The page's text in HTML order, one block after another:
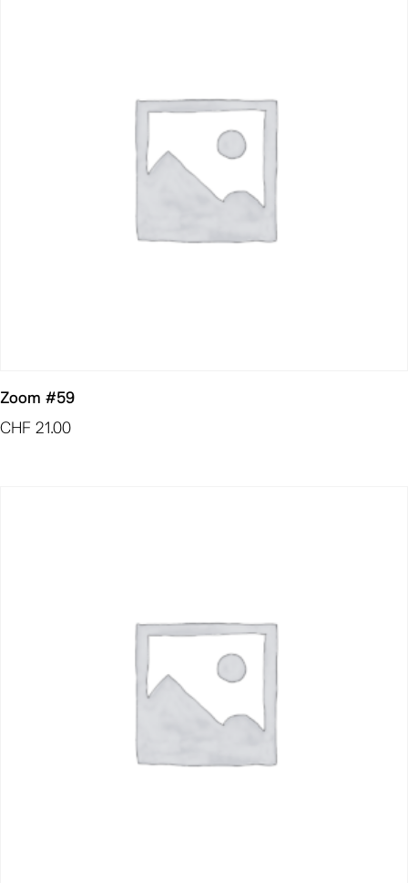
Zoom #59
CHF 21.00